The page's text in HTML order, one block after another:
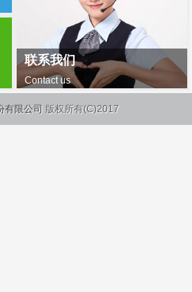
联系我们
Contact us
有限公司 版权所有(C)2017